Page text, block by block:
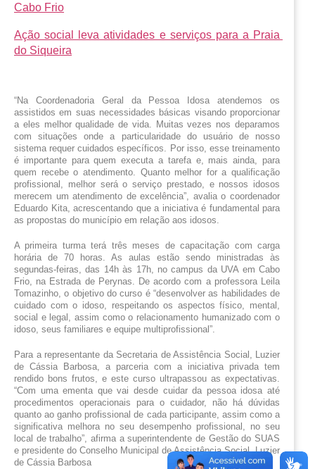
Cabo Frio
Ação social leva atividades e serviços para a Praia
do Siqueira
“Na Coordenadoria Geral da Pessoa Idosa atendemos os
assistidos em suas necessidades básicas visando proporcionar
a eles melhor qualidade de vida. Muitas vezes nos deparamos
com situações onde a particularidade do usuário de nosso
sistema requer cuidados específicos. Por isso, esse treinamento
é importante para quem executa a tarefa e, mais ainda, para
quem recebe o atendimento. Quanto melhor for a qualificação
profissional, melhor será o serviço prestado, e nossos idosos
merecem um atendimento de excelência”, avalia o coordenador
Eduardo Kita, acrescentando que a iniciativa é fundamental para
as propostas do município em relação aos idosos.
A primeira turma terá três meses de capacitação com carga
horária de 70 horas. As aulas estão sendo ministradas às
segundas-feiras, das 14h às 17h, no campus da UVA em Cabo
Frio, na Estrada de Perynas. De acordo com a professora Leila
Tomazinho, o objetivo do curso é “desenvolver as habilidades de
cuidado com o idoso, respeitando os aspectos físico, mental,
social e legal, assim como o relacionamento humanizado com o
idoso, seus familiares e equipe multiprofissional”.
Para a representante da Secretaria de Assistência Social, Luzier
de Cássia Barbosa, a parceria com a iniciativa privada tem
rendido bons frutos, e este curso ultrapassou as expectativas.
“Com uma ementa que vai desde cuidar da pessoa idosa até
procedimentos operacionais para o cuidador, não há dúvidas
quanto ao ganho profissional de cada participante, assim como a
significativa melhora no seu desempenho profissional, no seu
local de trabalho”, afirma a superintendente de Gestão do SUAS
e presidente do Conselho Municipal de Assistência Social, Luzier
de Cássia Barbosa